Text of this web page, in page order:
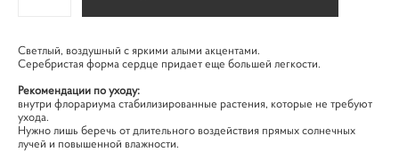
Светлый, воздушный с яркими алыми акцентами.
Серебристая форма сердце придает еще большей легкости.
Рекомендации по уходу:
внутри флорариума стабилизированные растения, которые не требуют
ухода.
Нужно лишь беречь от длительного воздействия прямых солнечных
лучей и повышенной влажности.